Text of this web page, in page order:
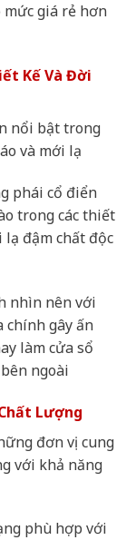
giá rẻ hơn
Kế Và Đời
nổi bật trong
và mới lạ
phái cổ điển
trong các thiết
lạ đậm chất độc
nhìn nên với
chính gây ấn
làm cửa sổ
ngoài
Lượng
đơn vị cung
với khả năng
phù hợp với